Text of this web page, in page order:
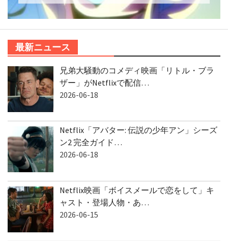
最新ニュース
兄弟大騒動のコメディ映画「リトル・ブラ
ザー」がNetflixで配信…
2026-06-18
Netflix「アバター: 伝説の少年アン」シーズ
ン2 完全ガイド…
2026-06-18
Netflix映画「ボイスメールで恋をして」キ
ャスト・登場人物・あ…
2026-06-15